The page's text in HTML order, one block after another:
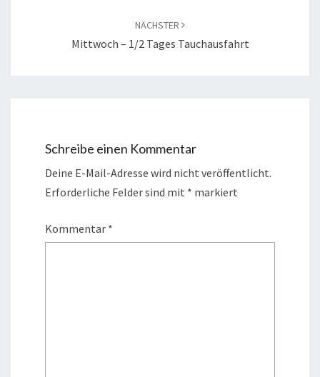
NÄCHSTER
Mittwoch – 1/2 Tages Tauchausfahrt
Schreibe einen Kommentar
Deine E-Mail-Adresse wird nicht veröffentlicht.
Erforderliche Felder sind mit * markiert
Kommentar *